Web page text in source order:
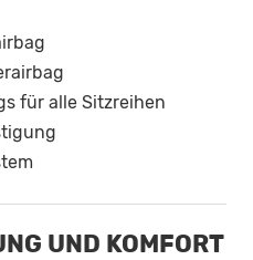
für alle Sitzreihen
UND KOMFORT